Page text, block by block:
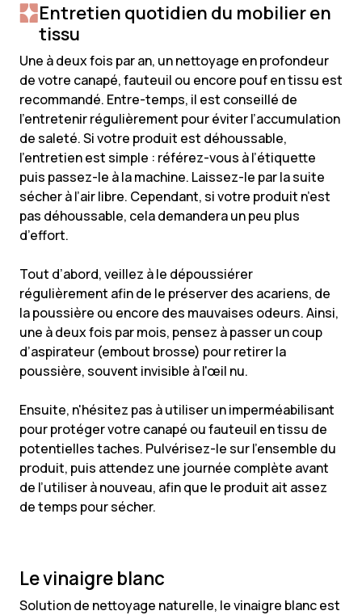
Entretien quotidien du mobilier en
tissu
Une à deux fois par an, un nettoyage en profondeur
de votre canapé, fauteuil ou encore pouf en tissu est
recommandé. Entre-temps, il est conseillé de
l'entretenir régulièrement pour éviter l’accumulation
de saleté. Si votre produit est déhoussable,
l’entretien est simple : référez-vous à l’étiquette
puis passez-le à la machine. Laissez-le par la suite
sécher à l’air libre. Cependant, si votre produit n’est
pas déhoussable, cela demandera un peu plus
d’effort.
Tout d’abord, veillez à le dépoussiérer
régulièrement afin de le préserver des acariens, de
la poussière ou encore des mauvaises odeurs. Ainsi,
une à deux fois par mois, pensez à passer un coup
d’aspirateur (embout brosse) pour retirer la
poussière, souvent invisible à l'œil nu.
Ensuite, n'hésitez pas à utiliser un imperméabilisant
pour protéger votre canapé ou fauteuil en tissu de
potentielles taches. Pulvérisez-le sur l’ensemble du
produit, puis attendez une journée complète avant
de l’utiliser à nouveau, afin que le produit ait assez
de temps pour sécher.
Le vinaigre blanc
Solution de nettoyage naturelle, le vinaigre blanc est